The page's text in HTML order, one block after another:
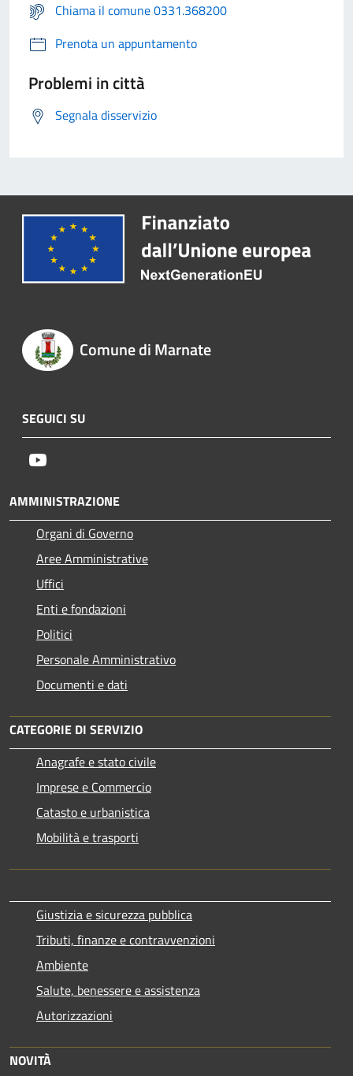
Chiama il comune 0331.368200
Prenota un appuntamento
Problemi in città
Segnala disservizio
Comune di Marnate
SEGUICI SU
AMMINISTRAZIONE
Organi di Governo
Aree Amministrative
Uffici
Enti e fondazioni
Politici
Personale Amministrativo
Documenti e dati
CATEGORIE DI SERVIZIO
Anagrafe e stato civile
Imprese e Commercio
Catasto e urbanistica
Mobilità e trasporti
Giustizia e sicurezza pubblica
Tributi, finanze e contravvenzioni
Ambiente
Salute, benessere e assistenza
Autorizzazioni
NOVITÀ